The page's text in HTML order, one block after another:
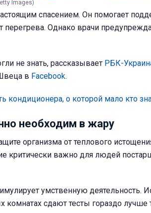
Images)
спасением. Он помогает
перегрева. Однако врачи
не знать, рассказывает РБК-
в Facebook.
кондиционера, о которой мало кто
необходим в жару
организма от теплового
критически важно для людей
умственную деятельность.
сдают тесты гораздо лучше